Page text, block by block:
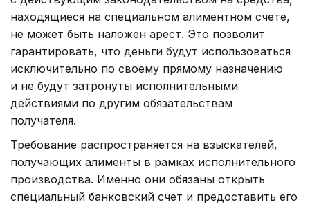
находящиеся на специальном алиментном счете,
не может быть наложен арест. Это позволит
гарантировать, что деньги будут использоваться
исключительно по своему прямому назначению
и не будут затронуты исполнительными
действиями по другим обязательствам
получателя.
Требование распространяется на взыскателей,
получающих алименты в рамках исполнительного
производства. Именно они обязаны открыть
специальный банковский счет и предоставить его